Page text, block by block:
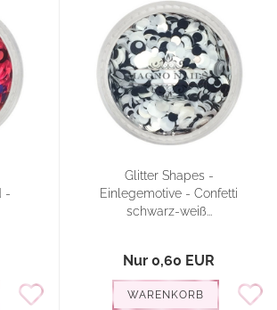
-
Glitter Shapes -
Einlegemotive - Confetti
schwarz-weiß...
Nur 0,60 EUR
WARENKORB